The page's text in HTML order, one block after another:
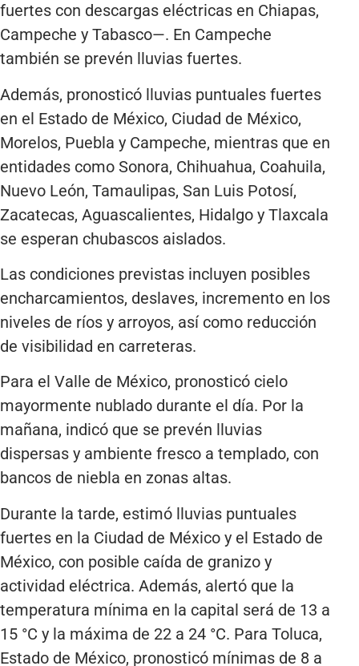
fuertes con descargas eléctricas en Chiapas,
Campeche y Tabasco—. En Campeche
también se prevén lluvias fuertes.
Además, pronosticó lluvias puntuales fuertes
en el Estado de México, Ciudad de México,
Morelos, Puebla y Campeche, mientras que en
entidades como Sonora, Chihuahua, Coahuila,
Nuevo León, Tamaulipas, San Luis Potosí,
Zacatecas, Aguascalientes, Hidalgo y Tlaxcala
se esperan chubascos aislados.
Las condiciones previstas incluyen posibles
encharcamientos, deslaves, incremento en los
niveles de ríos y arroyos, así como reducción
de visibilidad en carreteras.
Para el Valle de México, pronosticó cielo
mayormente nublado durante el día. Por la
mañana, indicó que se prevén lluvias
dispersas y ambiente fresco a templado, con
bancos de niebla en zonas altas.
Durante la tarde, estimó lluvias puntuales
fuertes en la Ciudad de México y el Estado de
México, con posible caída de granizo y
actividad eléctrica. Además, alertó que la
temperatura mínima en la capital será de 13 a
15 °C y la máxima de 22 a 24 °C. Para Toluca,
Estado de México, pronosticó mínimas de 8 a